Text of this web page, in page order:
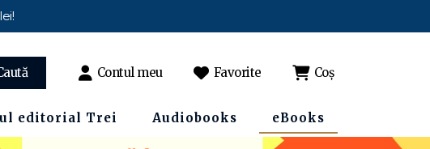
Contul meu Favorite Coș
editorial Trei Audiobooks eBooks